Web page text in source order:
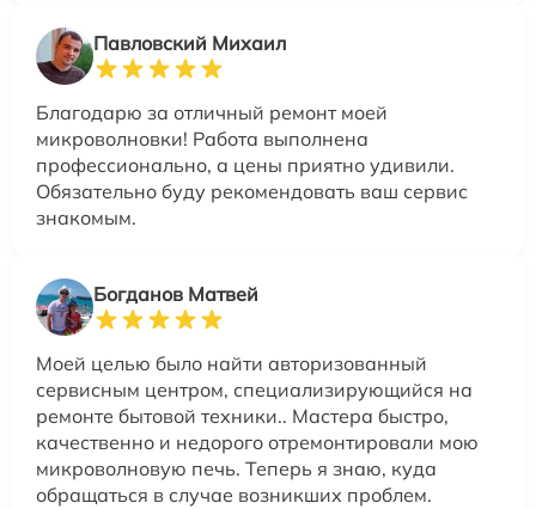
Павловский Михаил
Благодарю за отличный ремонт моей
микроволновки! Работа выполнена
профессионально, а цены приятно удивили.
Обязательно буду рекомендовать ваш сервис
знакомым.
Богданов Матвей
Моей целью было найти авторизованный
сервисным центром, специализирующийся на
ремонте бытовой техники.. Мастера быстро,
качественно и недорого отремонтировали мою
микроволновую печь. Теперь я знаю, куда
обращаться в случае возникших проблем.